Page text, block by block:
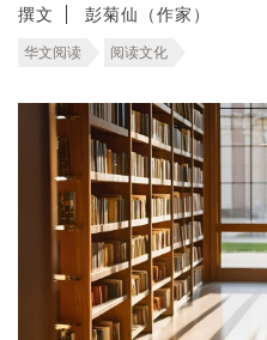
撰文 彭菊仙（作家）
华文阅读 阅读文化